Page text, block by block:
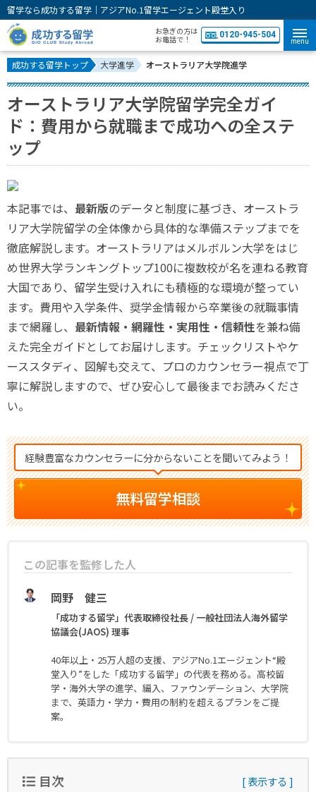
留学なら成功する留学｜アジアNo.1留学エージェント殿堂入り
お急ぎの方は
お電話で！
0120-945-504
menu
成功する留学トップ 大学進学 オーストラリア大学院進学
オーストラリア大学院留学完全ガイ
ド：費用から就職まで成功への全ステ
ップ
本記事では、 最新版のデータと制度に基づき、オーストラ
リア大学院留学の全体像から具体的な準備ステップまでを
徹底解説します。オーストラリアはメルボルン大学をはじ
め世界大学ランキングトップ100に複数校が名を連ねる教育
大国であり、留学生受け入れにも積極的な環境が整ってい
ます。費用や入学条件、奨学金情報から卒業後の就職事情
まで網羅し、 最新情報・網羅性・実用性・信頼性を兼ね備
えた完全ガイドとしてお届けします。チェックリストやケ
ーススタディ、図解も交えて、プロのカウンセラー視点で丁
寧に解説しますので、ぜひ安心して最後までお読みくださ
い。
経験豊富なカウンセラーに分からないことを聞いてみよう！
無料留学相談
この記事を監修した人
岡野 健三
「成功する留学」代表取締役社長 / 一般社団法人海外留学
協議会(JAOS) 理事
40年以上・25万人超の支援、アジアNo.1エージェント“殿
堂入り”をした「成功する留学」の代表を務める。高校留
学・海外大学の進学、編入、ファウンデーション、大学院
まで、英語力・学力・費用の制約を超えるプランをご提
案。
目次